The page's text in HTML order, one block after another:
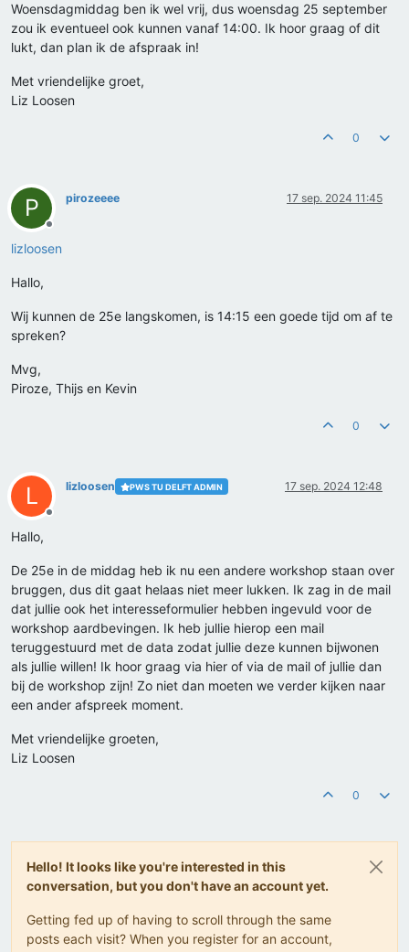
Woensdagmiddag ben ik wel vrij, dus woensdag 25 september
zou ik eventueel ook kunnen vanaf 14:00. Ik hoor graag of dit
lukt, dan plan ik de afspraak in!
Met vriendelijke groet,
Liz Loosen
0
P
Offline
pirozeeee 17 sep. 2024 11:45
lizloosen
Hallo,
Wij kunnen de 25e langskomen, is 14:15 een goede tijd om af te
spreken?
Mvg,
Piroze, Thijs en Kevin
0
L
Offline
lizloosen PWS TU DELFT ADMIN 17 sep. 2024 12:48
Hallo,
De 25e in de middag heb ik nu een andere workshop staan over
bruggen, dus dit gaat helaas niet meer lukken. Ik zag in de mail
dat jullie ook het interesseformulier hebben ingevuld voor de
workshop aardbevingen. Ik heb jullie hierop een mail
teruggestuurd met de data zodat jullie deze kunnen bijwonen
als jullie willen! Ik hoor graag via hier of via de mail of jullie dan
bij de workshop zijn! Zo niet dan moeten we verder kijken naar
een ander afspreek moment.
Met vriendelijke groeten,
Liz Loosen
0
Hello! It looks like you're interested in this
conversation, but you don't have an account yet.
Getting fed up of having to scroll through the same
posts each visit? When you register for an account,